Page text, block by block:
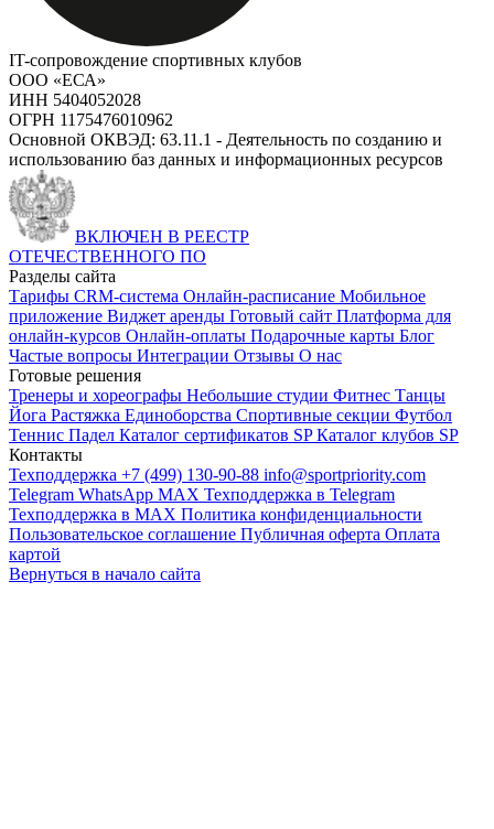
IT-сопровождение спортивных клубов
ООО «ЕСА»
ИНН 5404052028
ОГРН 1175476010962
Основной ОКВЭД: 63.11.1 - Деятельность по созданию и
использованию баз данных и информационных ресурсов
ВКЛЮЧЕН В РЕЕСТР
ОТЕЧЕСТВЕННОГО ПО
Разделы сайта
Тарифы CRM-система Онлайн-расписание Мобильное
приложение Виджет аренды Готовый сайт Платформа для
онлайн-курсов Онлайн-оплаты Подарочные карты Блог
Частые вопросы Интеграции Отзывы О нас
Готовые решения
Тренеры и хореографы Небольшие студии Фитнес Танцы
Йога Растяжка Единоборства Спортивные секции Футбол
Теннис Падел Каталог сертификатов SPКаталог клубов SP
Контакты
Техподдержка +7 (499) 130-90-88 info@sportpriority.com
Telegram WhatsApp MAX Техподдержка в Telegram
Техподдержка в MAX Политика конфиденциальности
Пользовательское соглашение Публичная оферта Оплата
картой
Вернуться в начало сайта